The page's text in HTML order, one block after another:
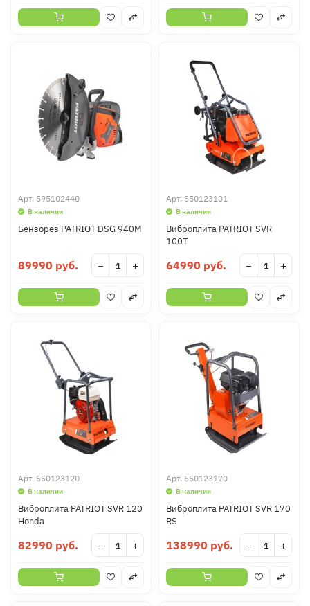
Арт. 595102440
В наличии
Бензорез PATRIOT DSG 940M
89990 руб. − +
Арт. 550123101
В наличии
Виброплита PATRIOT SVR
100T
64990 руб. − +
Арт. 550123120
В наличии
Виброплита PATRIOT SVR 120
Honda
82990 руб. − +
Арт. 550123170
В наличии
Виброплита PATRIOT SVR 170
RS
138990 руб. − +